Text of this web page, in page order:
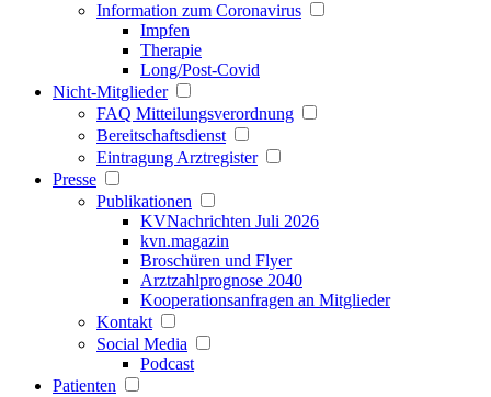
Information zum Coronavirus
Impfen
Therapie
Long/Post-Covid
Nicht-Mitglieder
FAQ Mitteilungsverordnung
Bereitschaftsdienst
Eintragung Arztregister
Presse
Publikationen
KVNachrichten Juli 2026
kvn.magazin
Broschüren und Flyer
Arztzahlprognose 2040
Kooperationsanfragen an Mitglieder
Kontakt
Social Media
Podcast
Patienten